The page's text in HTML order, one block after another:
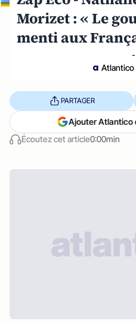
Morizet : « Le
menti aux
-
Atlantico
Écoutez cet article0:00min
PARTAGER
Ajouter Atlantico